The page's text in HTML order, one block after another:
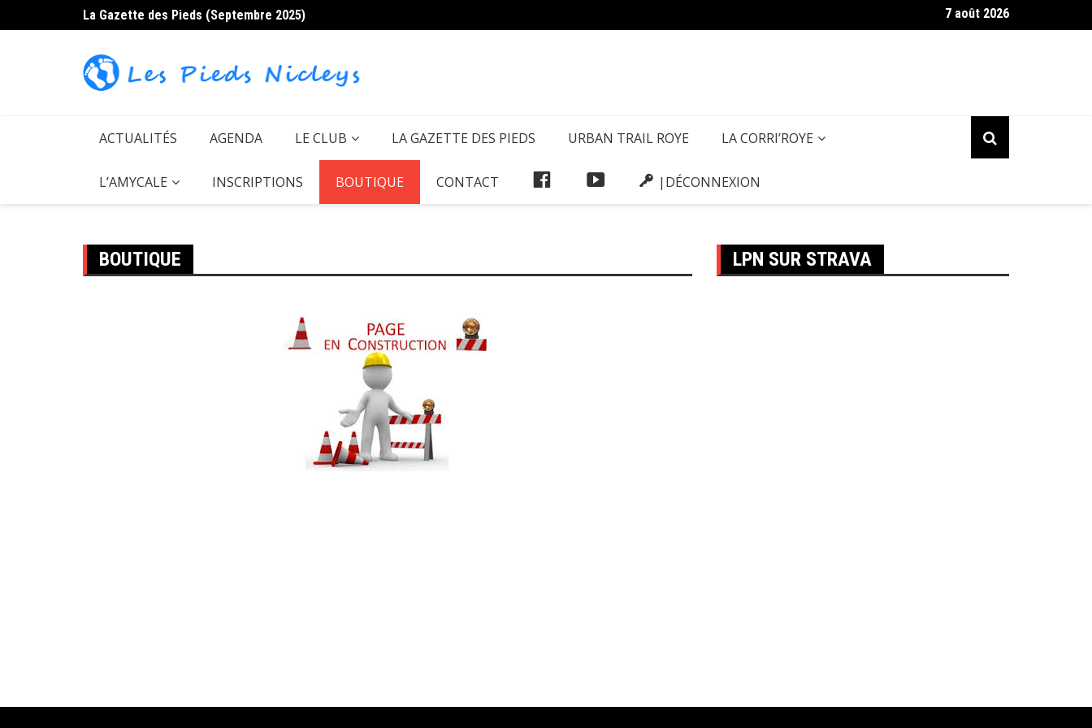
to
La Gazette des Pieds (Septembre 2025) 7 août 2026
ACTUALITÉS AGENDA LE CLUB LA GAZETTE DES PIEDS URBAN TRAIL ROYE LA CORRI’ROYE
L’AMYCALE INSCRIPTIONS BOUTIQUE CONTACT FACEBOOK VIDÉOS |DÉCONNEXION
BOUTIQUE LPN SUR STRAVA